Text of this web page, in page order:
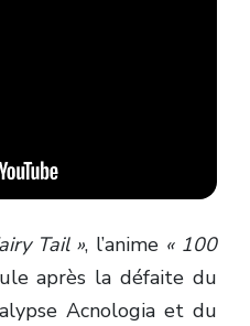
Tail », l’anime « 100
après la défaite du
Acnologia et du